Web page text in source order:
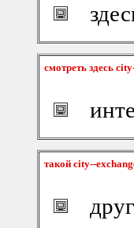
смотреть здесь
такой city--